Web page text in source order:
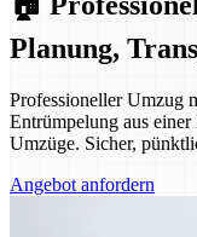
Planung,
Professioneller Umzug
Entrümpelung aus
Umzüge. Sicher,
Angebot anfordern